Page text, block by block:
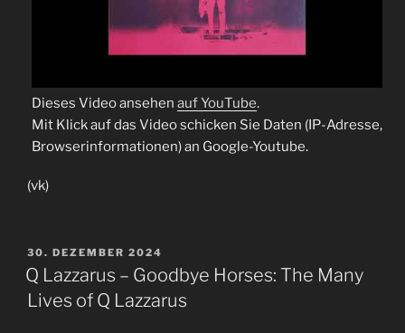
Dieses Video ansehen auf YouTube.
Mit Klick auf das Video schicken Sie Daten (IP-Adresse,
Browserinformationen) an Google-Youtube.
(vk)
VERÖFFENTLICHT
AM
30. DEZEMBER 2024
Q Lazzarus – Goodbye Horses: The Many
Lives of Q Lazzarus